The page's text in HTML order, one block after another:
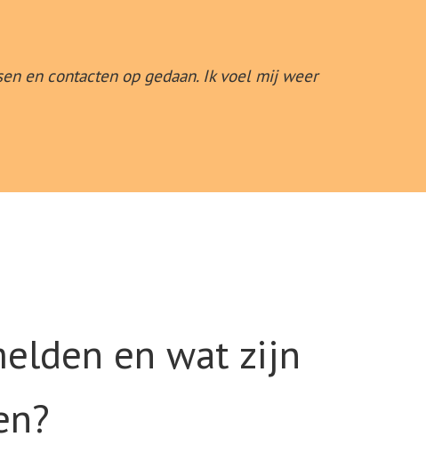
en contacten op gedaan. Ik voel mij weer
en wat zijn